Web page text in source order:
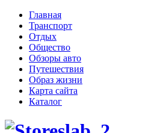
Главная
Транспорт
Отдых
Общество
Обзоры авто
Путешествия
Образ жизни
Карта сайта
Каталог